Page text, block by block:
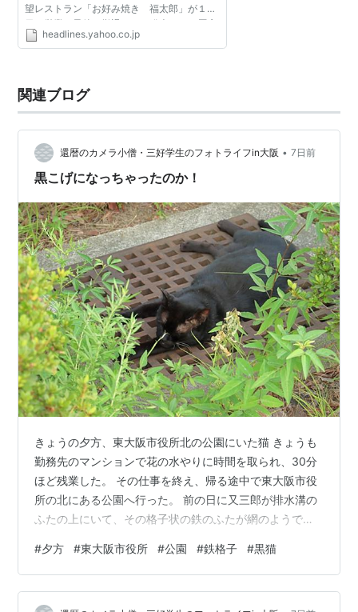
望レストラン「お好み焼き 福太郎」が１８
日の営業を最後に撤退すると発表した。厨房
設備などの修繕費負担契約に関して、市と事
headlines.yahoo.co.jp
関連ブログ
還暦のカメラ小僧・三好学生のフォトライフin大阪 • 7日前
黒こげになっちゃったのか！
きょうの夕方、東大阪市役所北の公園にいた猫 きょうも
勤務先のマンションで花の水やりに時間を取られ、30分
ほど残業した。 その仕事を終え、帰る途中で東大阪市役
所の北にある公園へ行った。 前の日に又三郎が排水溝の
ふたの上にいて、その格子状の鉄のふたが網のようで、
だろうと思い、行ってみて驚いた。 そこにいたのは黒猫
だった。 その姿は網焼きで真っ黒になったかのようで、
一目見たとき「黒こげになっちゃったのか！」と思っ
#夕方 #東大阪市役所 #公園 #鉄格子 #黒猫